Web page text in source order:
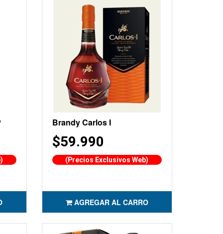
Brandy Carlos I
$59.990
(Precios Exclusivos Web)
AGREGAR AL CARRO